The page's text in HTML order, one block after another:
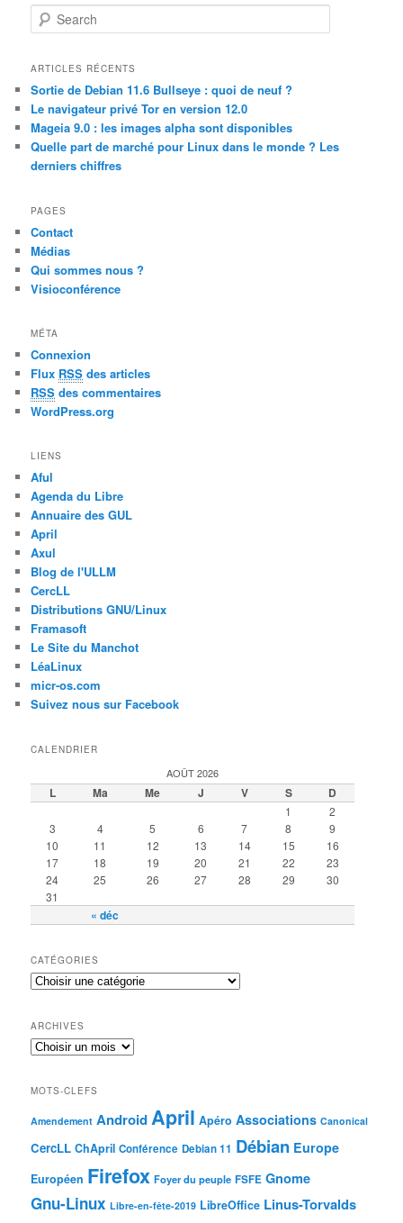
e
r
h
ARTICLES RÉCENTS
Sortie de Debian 11.6 Bullseye : quoi de neuf ?
Le navigateur privé Tor en version 12.0
Mageia 9.0 : les images alpha sont disponibles
Quelle part de marché pour Linux dans le monde ? Les
derniers chiffres
PAGES
Contact
Médias
Qui sommes nous ?
Visioconférence
MÉTA
Connexion
Flux RSS des articles
RSS des commentaires
WordPress.org
LIENS
Aful
Agenda du Libre
Annuaire des GUL
April
Axul
Blog de l'ULLM
CercLL
Distributions GNU/Linux
Framasoft
Le Site du Manchot
LéaLinux
micr-os.com
Suivez nous sur Facebook
CALENDRIER
AOÛT 2026
L Ma Me J V S D
« déc
1
2
3
4 5 6 7 8
9
10
11 12 13 14 15
16
17
18 19 20 21 22
23
24
25 26 27 28 29
30
31
CATÉGORIES
ARCHIVES
MOTS-CLEFS
Amendement AndroidApril Apéro Associations Canonical
CercLL ChApril Conférence Debian 11 Débian Europe
Européen Firefox Foyer du peuple FSFE Gnome
Gnu-Linux Libre-en-fête-2019 LibreOffice Linus-Torvalds